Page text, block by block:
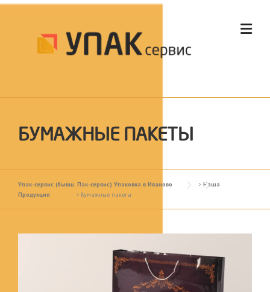
Skip to content
БУМАЖНЫЕ ПАКЕТЫ
Упак-сервис (бывш. Пак-сервис) Упаковка в Иваново > Наша
Продукция
> Бумажные пакеты